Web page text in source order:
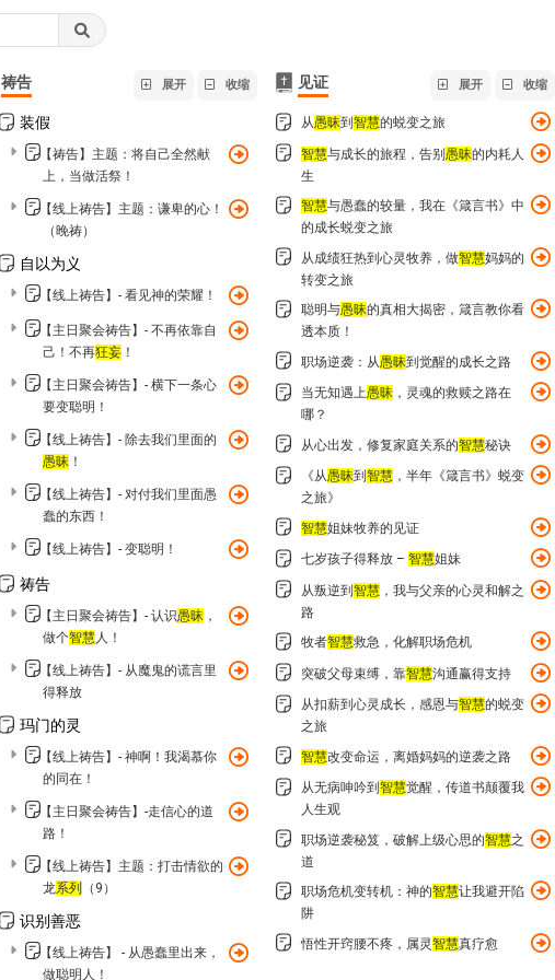
祷告 展开 收缩
装假
【祷告】主题：将自己全然献
上，当做活祭！
【线上祷告】主题：谦卑的心！
（晚祷）
自以为义
【线上祷告】- 看见神的荣耀！
【主日聚会祷告】- 不再依靠自
己！不再狂妄 ！
【主日聚会祷告】- 横下一条心
要变聪明！
【线上祷告】- 除去我们里面的
愚昧 ！
【线上祷告】- 对付我们里面愚
蠢的东西！
【线上祷告】- 变聪明！
祷告
【主日聚会祷告】- 认识愚昧 ，
做个智慧人！
【线上祷告】- 从魔鬼的谎言里
得释放
玛门的灵
【线上祷告】- 神啊！我渴慕你
的同在！
【主日聚会祷告】-走信心的道
路！
【线上祷告】主题：打击情欲的
龙系列 （9）
识别善恶
【线上祷告】 - 从愚蠢里出来，
做聪明人！
见证 展开 收缩
从愚昧到智慧的蜕变之旅
智慧与成长的旅程，告别愚昧的内耗人
生
智慧与愚蠢的较量，我在《箴言书》中
的成长蜕变之旅
从成绩狂热到心灵牧养，做智慧妈妈的
转变之旅
聪明与愚昧的真相大揭密，箴言教你看
透本质！
职场逆袭：从愚昧到觉醒的成长之路
当无知遇上愚昧 ，灵魂的救赎之路在
哪？
从心出发，修复家庭关系的智慧秘诀
《从愚昧到智慧 ，半年《箴言书》蜕变
之旅》
智慧姐妹牧养的见证
七岁孩子得释放 –智慧姐妹
从叛逆到智慧 ，我与父亲的心灵和解之
路
牧者智慧救急，化解职场危机
突破父母束缚，靠智慧沟通赢得支持
从扣薪到心灵成长，感恩与智慧的蜕变
之旅
智慧改变命运，离婚妈妈的逆袭之路
从无病呻吟到智慧觉醒，传道书颠覆我
人生观
职场逆袭秘笈，破解上级心思的智慧之
道
职场危机变转机：神的智慧让我避开陷
阱
悟性开窍腰不疼，属灵智慧真疗愈